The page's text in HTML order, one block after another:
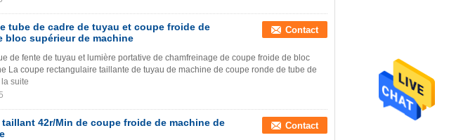
tube de cadre de tuyau et coupe froide de
bloc supérieur de machine
Contact
de fente de tuyau et lumière portative de chamfreinage de coupe froide de bloc
La coupe rectangulaire taillante de tuyau de machine de coupe ronde de tube de
la suite
42r/Min de coupe froide de machine de
Contact